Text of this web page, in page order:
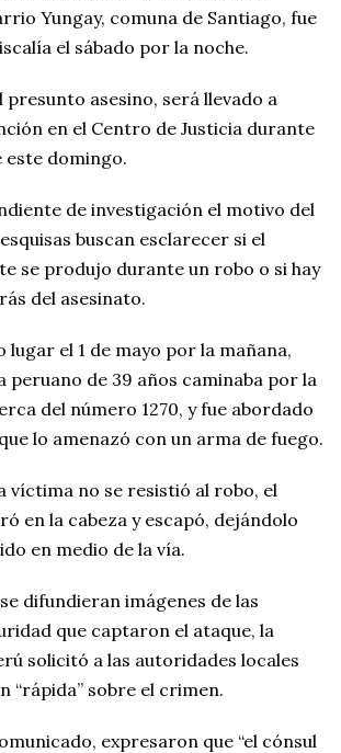
Yungay, comuna de Santiago, fue
el sábado por la noche.
presunto asesino, será llevado a
en el Centro de Justicia durante
domingo.
de investigación el motivo del
buscan esclarecer si el
se produjo durante un robo o si hay
del asesinato.
lugar el 1 de mayo por la mañana,
peruano de 39 años caminaba por la
del número 1270, y fue abordado
lo amenazó con un arma de fuego.
víctima no se resistió al robo, el
en la cabeza y escapó, dejándolo
en medio de la vía.
difundieran imágenes de las
que captaron el ataque, la
solicitó a las autoridades locales
“rápida” sobre el crimen.
expresaron que “el cónsul